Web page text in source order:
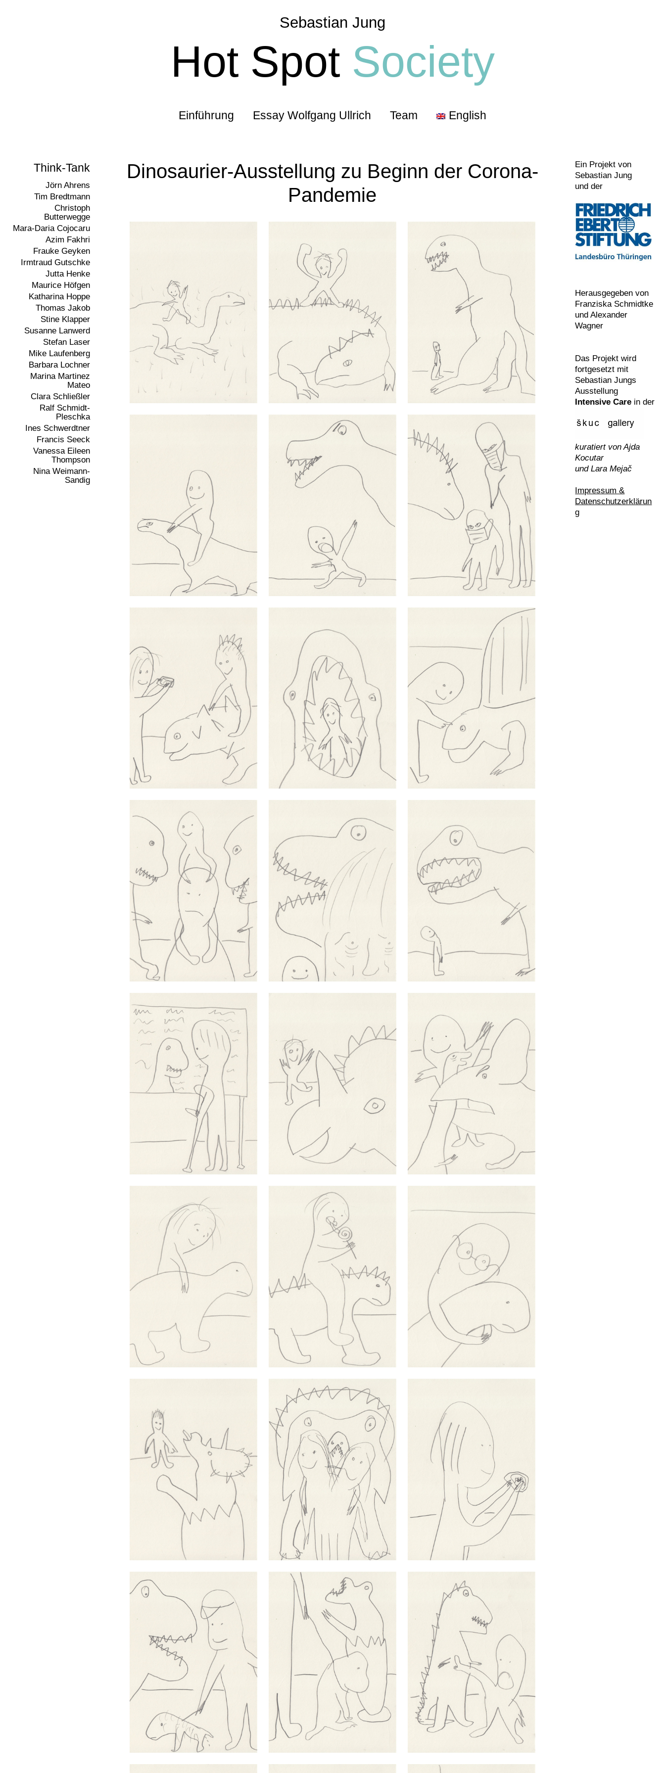
Sebastian Jung
Hot Spot Society
Einführung Essay Wolfgang Ullrich Team English
Dinosaurier-Ausstellung zu Beginn der Corona-
Pandemie
Think-Tank
Jörn Ahrens
Tim Bredtmann
Christoph
Butterwegge
Mara-Daria Cojocaru
Azim Fakhri
Frauke Geyken
Irmtraud Gutschke
Jutta Henke
Maurice Höfgen
Katharina Hoppe
Thomas Jakob
Stine Klapper
Susanne Lanwerd
Stefan Laser
Mike Laufenberg
Barbara Lochner
Marina Martinez
Mateo
Clara Schließler
Ralf Schmidt-
Pleschka
Ines Schwerdtner
Francis Seeck
Vanessa Eileen
Thompson
Nina Weimann-
Sandig
Ein Projekt von
Sebastian Jung
und der
Herausgegeben von
Franziska Schmidtke
und Alexander
Wagner
Das Projekt wird
fortgesetzt mit
Sebastian Jungs
Ausstellung
Intensive Care in der
kuratiert von Ajda
Kocutar
undLara Mejač
Impressum &
Datenschutzerklärun
g